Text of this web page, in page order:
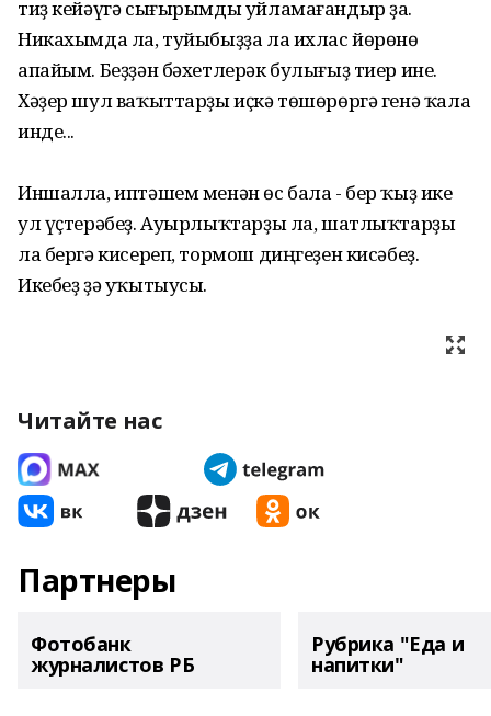
тиҙ кейәүгә сығырымды уйламағандыр ҙа.
Никахымда ла, туйыбыҙҙа ла ихлас йөрөнө
апайым. Беҙҙән бәхетлерәк булығыҙ тиер ине.
Хәҙер шул ваҡыттарҙы иҫкә төшөрөргә генә ҡала
инде...
Иншалла, иптәшем менән өс бала - бер ҡыҙ ике
ул үҫтерәбеҙ. Ауырлыҡтарҙы ла, шатлыҡтарҙы
ла бергә кисереп, тормош диңгеҙен кисәбеҙ.
Икебеҙ ҙә уҡытыусы.
Читайте нас
Партнеры
Фотобанк
журналистов РБ
Рубрика "Еда и
напитки"